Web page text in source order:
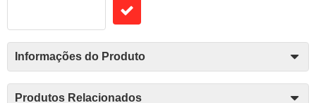
Informações do Produto
Produtos Relacionados